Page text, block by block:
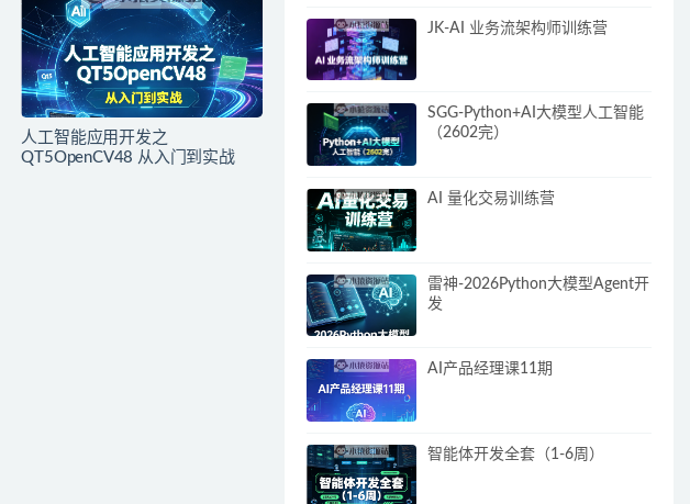
人工智能应用开发之
QT5OpenCV48 从入门到实战
JK-AI 业务流架构师训练营
SGG-Python+AI大模型人工智能
（2602完）
AI 量化交易训练营
雷神-2026Python大模型Agent开
发
AI产品经理课11期
智能体开发全套（1-6周）